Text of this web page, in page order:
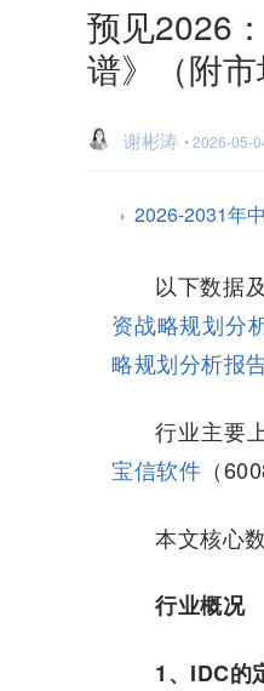
预见2026
谱》（附市
谢彬涛 • 2026-05-
2026-2031年
以下数据
资战略规划分
略规划分析报
行业主要
宝信软件 （
本文核心
行业概况
1、IDC的